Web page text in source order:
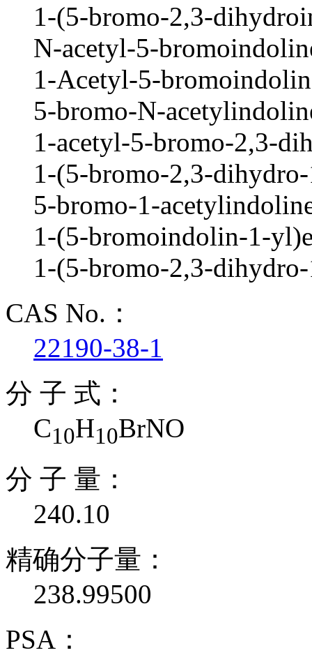
1-(5-bromo-2,3-
N-acetyl-5-
1-Acetyl-5-
5-bromo-N-
1-acetyl-5-bromo-2,3-
1-(5-bromo-2,3-
5-bromo-1-
1-(5-bromoindolin-1-
1-(5-bromo-2,3-
CAS No.：
22190-38-1
分 子 式：
C10H10BrNO
分 子 量：
240.10
精确分子量：
238.99500
PSA：